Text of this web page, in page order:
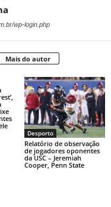
wp-login.php
Mais do autor
Desporto
Relatório de observação
de jogadores oponentes
da USC – Jeremiah
Cooper, Penn State